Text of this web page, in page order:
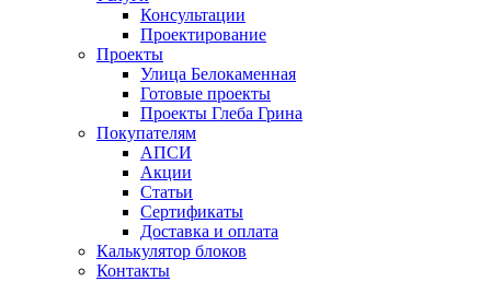
Консультации
Проектирование
Проекты
Улица Белокаменная
Готовые проекты
Проекты Глеба Грина
Покупателям
АПСИ
Акции
Статьи
Сертификаты
Доставка и оплата
Калькулятор блоков
Контакты